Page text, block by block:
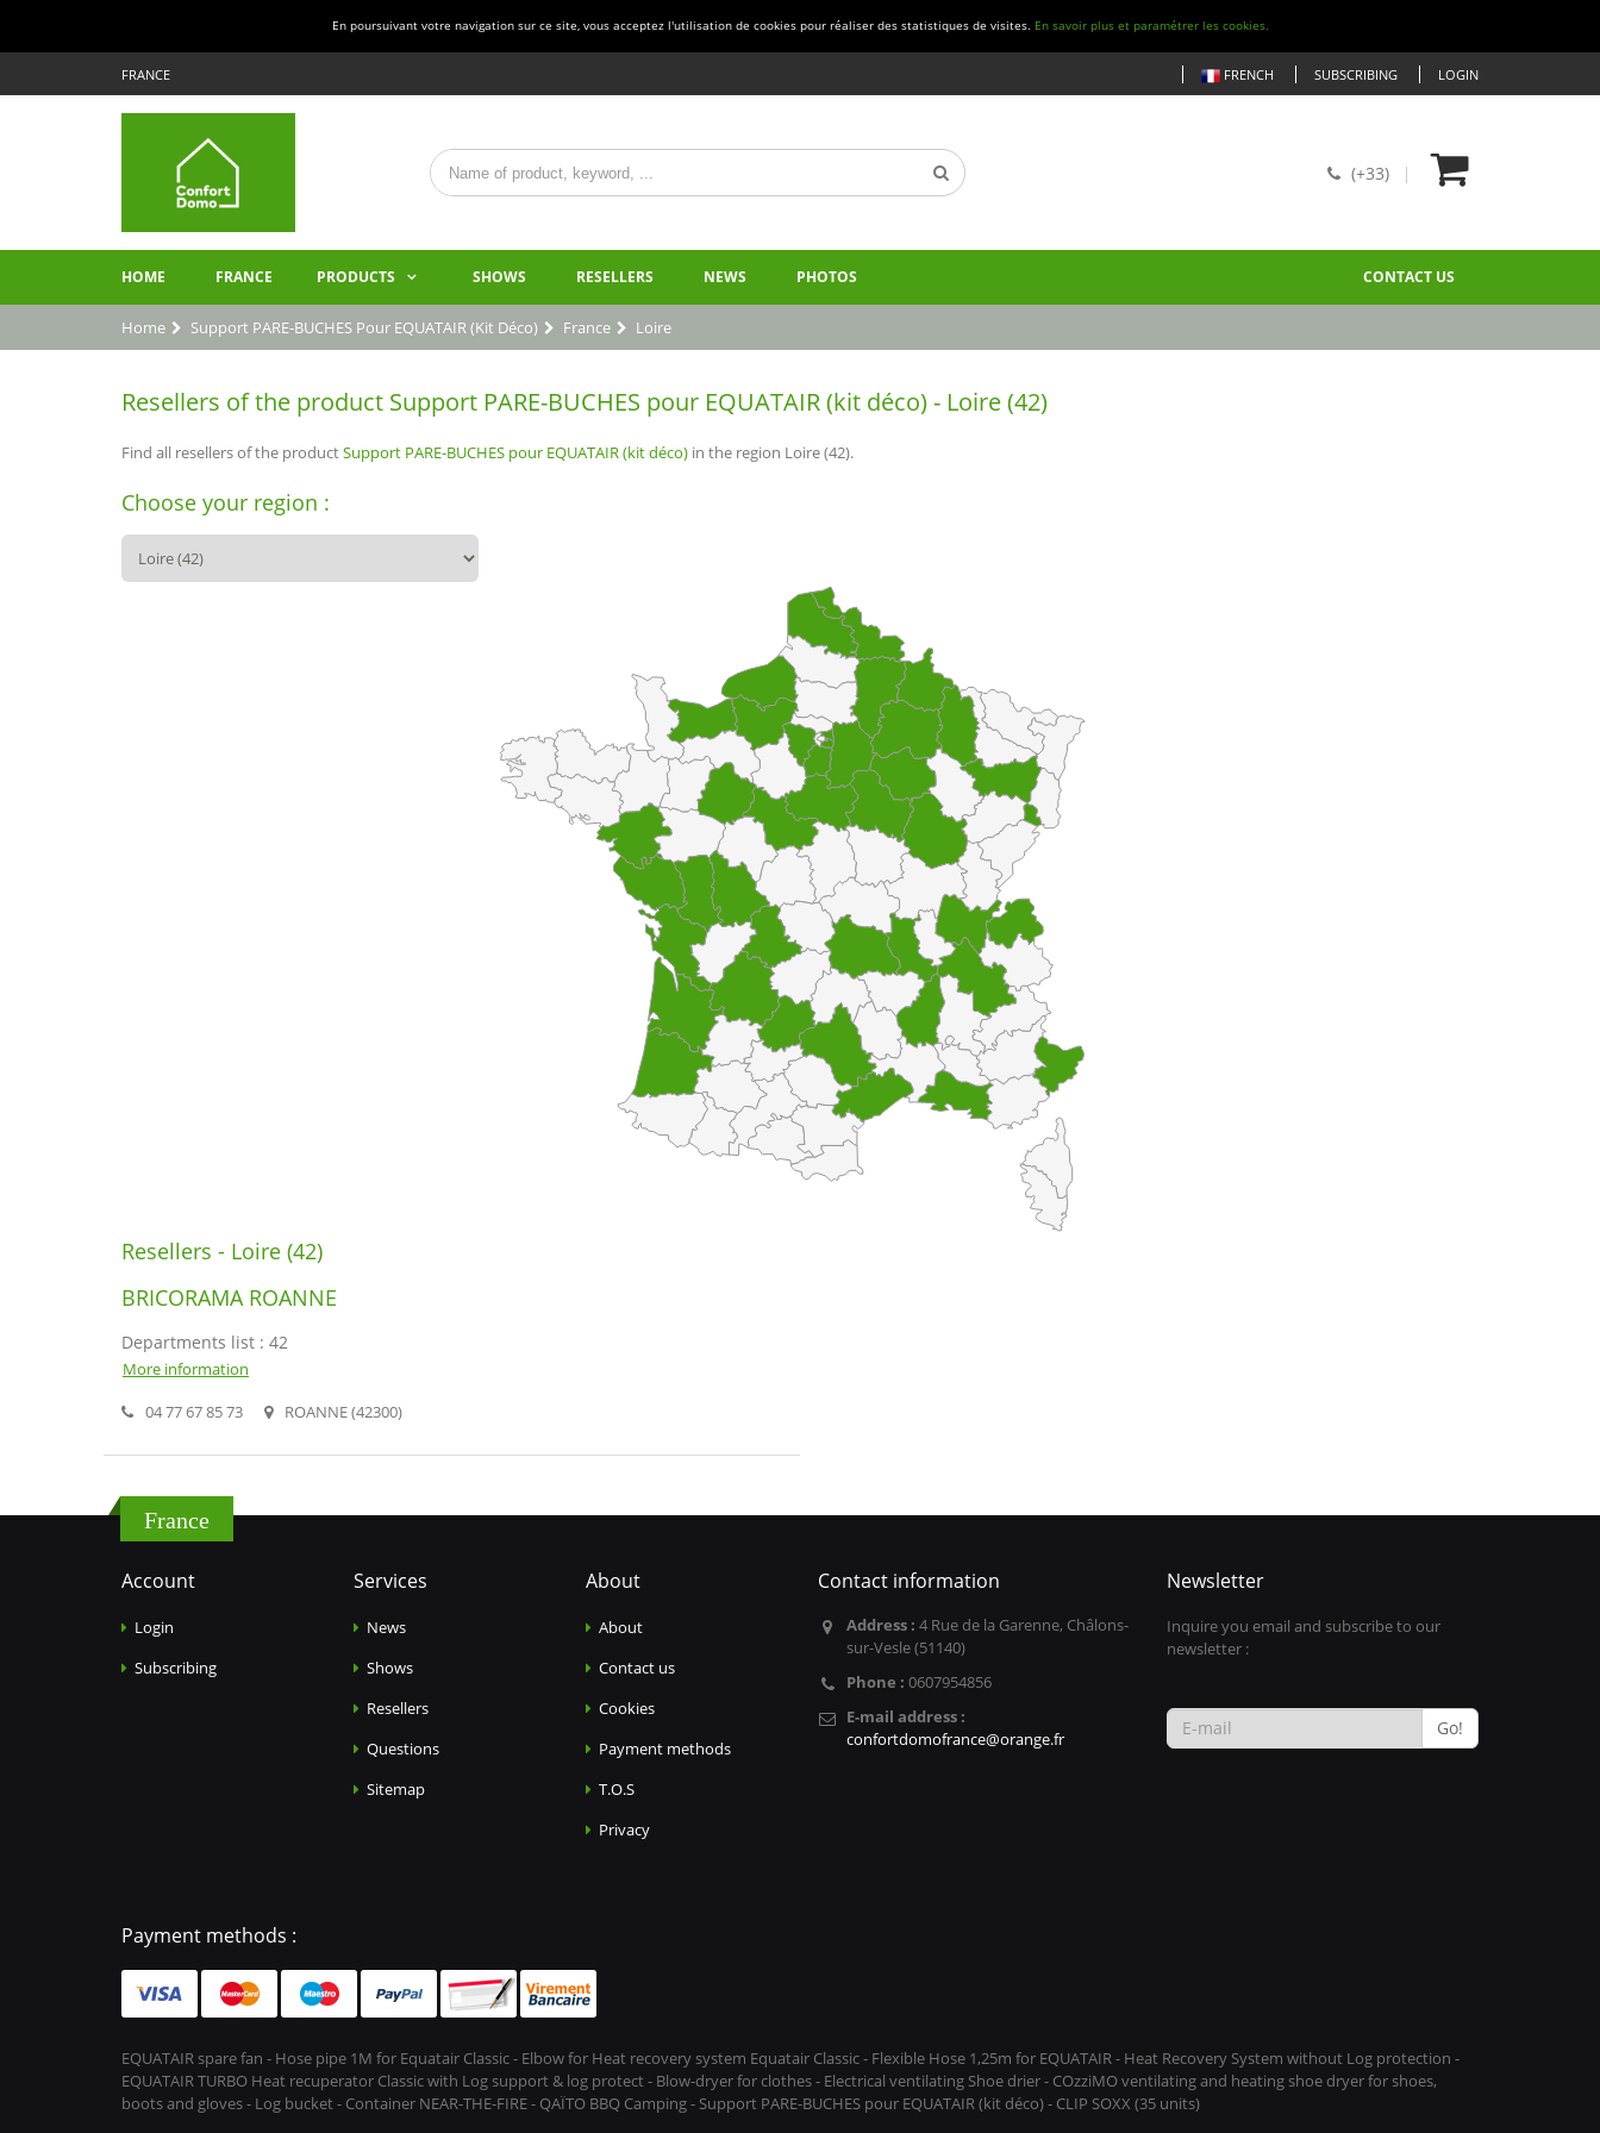
En poursuivant votre navigation sur ce site, vous acceptez l'utilisation de cookies pour réaliser des statistiques de visites. En savoir plus et paramétrer les cookies.
FRANCE FRENCH SUBSCRIBING LOGIN
(+33)
HOME FRANCE PRODUCTS SHOWS RESELLERS NEWS PHOTOS CONTACT US
Home Support PARE-BUCHES Pour EQUATAIR (kit Déco) France Loire
Resellers of the product Support PARE-BUCHES pour EQUATAIR (kit déco) - Loire (42)
Find all resellers of the productSupport PARE-BUCHES pour EQUATAIR (kit déco) in the region Loire (42).
Choose your region :
Resellers - Loire (42)
BRICORAMA ROANNE
Departments list : 42
More information
04 77 67 85 73
ROANNE (42300)
France
Account
Login
Subscribing
Services
News
Shows
Resellers
Questions
Sitemap
About
About
Contact us
Cookies
Payment methods
T.O.S
Privacy
Contact information
Address : 4 Rue de la Garenne, Châlons-
sur-Vesle (51140)
Phone : 0607954856
E-mail address :
confortdomofrance@orange.fr
Newsletter
Inquire you email and subscribe to our
newsletter :
Go!
Payment methods :
EQUATAIR spare fan - Hose pipe 1M for Equatair Classic - Elbow for Heat recovery system Equatair Classic - Flexible Hose 1,25m for EQUATAIR - Heat Recovery System without Log protection -
EQUATAIR TURBO Heat recuperator Classic with Log support & log protect - Blow-dryer for clothes - Electrical ventilating Shoe drier - COzziMO ventilating and heating shoe dryer for shoes,
boots and gloves - Log bucket - Container NEAR-THE-FIRE - QAÏTO BBQ Camping - Support PARE-BUCHES pour EQUATAIR (kit déco) - CLIP SOXX (35 units)